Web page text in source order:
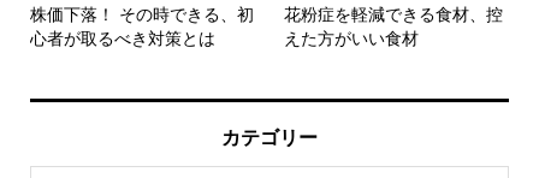
株価下落！ その時できる、初
心者が取るべき対策とは
花粉症を軽減できる食材、控
えた方がいい食材
カテゴリー